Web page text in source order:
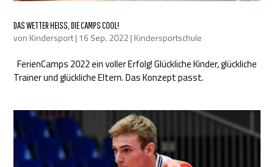
DAS WETTER HEISS, DIE CAMPS COOL!
von Kindersport| 16 Sep. 2022| Kindersportschule
FerienCamps 2022 ein voller Erfolg! Glückliche Kinder, glückliche
Trainer und glückliche Eltern. Das Konzept passt.